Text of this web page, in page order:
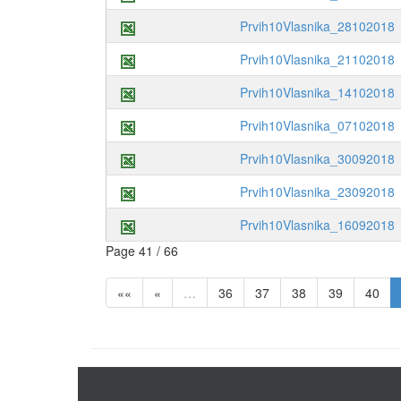
Prvih10Vlasnika_28102018
Prvih10Vlasnika_21102018
Prvih10Vlasnika_14102018
Prvih10Vlasnika_07102018
Prvih10Vlasnika_30092018
Prvih10Vlasnika_23092018
Prvih10Vlasnika_16092018
Page 41 / 66
«« « … 36 37 38 39 40